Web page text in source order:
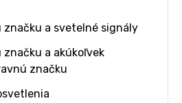
značku a svetelné signály
a akúkoľvek
značku